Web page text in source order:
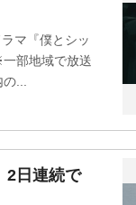
マ『僕とシッ
部地域で放送
の...
2日連続で